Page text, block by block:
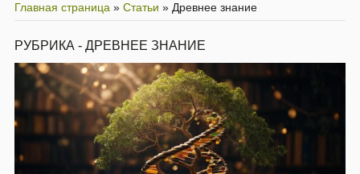
Главная страница » Статьи » Древнее знание
РУБРИКА - ДРЕВНЕЕ ЗНАНИЕ